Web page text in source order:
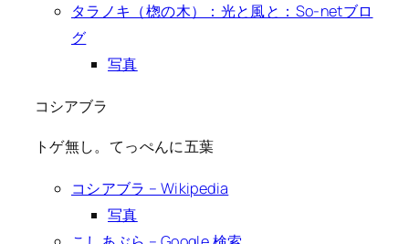
タラノキ（楤の木）：光と風と：So-netブロ
グ
写真
コシアブラ
トゲ無し。てっぺんに五葉
コシアブラ – Wikipedia
写真